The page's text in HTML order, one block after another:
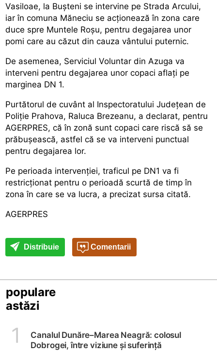
Vasiloae, la Bușteni se intervine pe Strada Arcului,
iar în comuna Măneciu se acționează în zona care
duce spre Muntele Roșu, pentru degajarea unor
pomi care au căzut din cauza vântului puternic.
De asemenea, Serviciul Voluntar din Azuga va
interveni pentru degajarea unor copaci aflați pe
marginea DN 1.
Purtătorul de cuvânt al Inspectoratului Județean de
Poliție Prahova, Raluca Brezeanu, a declarat, pentru
AGERPRES, că în zonă sunt copaci care riscă să se
prăbușească, astfel că se va interveni punctual
pentru degajarea lor.
Pe perioada intervenției, traficul pe DN1 va fi
restricționat pentru o perioadă scurtă de timp în
zona în care se va lucra, a precizat sursa citată.
AGERPRES
Distribuie Comentarii
populare
astăzi
1
Canalul Dunăre–Marea Neagră: colosul
Dobrogei, între viziune și suferință